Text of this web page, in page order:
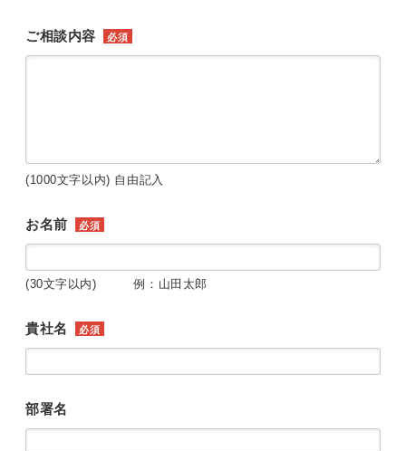
ご相談内容 必須
(1000文字以内) 自由記入
お名前 必須
(30文字以内) 例：山田太郎
貴社名 必須
部署名